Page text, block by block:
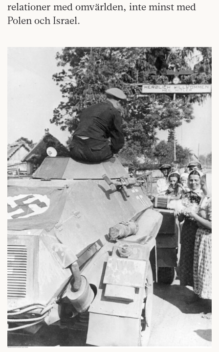
relationer med omvärlden, inte minst med
Polen och Israel.